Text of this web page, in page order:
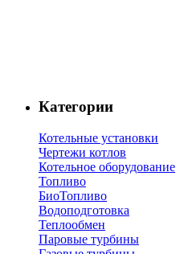
Категории
Котельные установки
Чертежи котлов
Котельное оборудование
Топливо
БиоТопливо
Водоподготовка
Теплообмен
Паровые турбины